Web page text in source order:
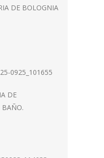
DE BOLOGNIA
DE
BAÑO.